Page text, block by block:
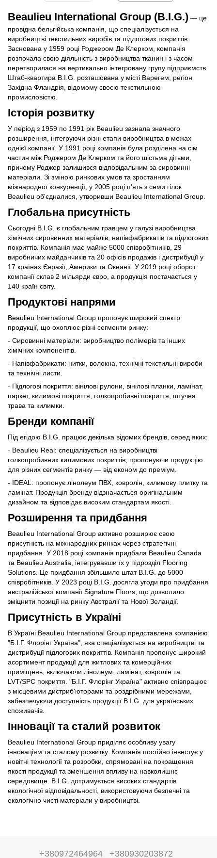
Beaulieu International Group (B.I.G.) — це
провідна бельгійська компанія, що спеціалізується на
виробництві текстильних виробів та підлогових покриттів.
Заснована у 1959 році Роджером Де Клерком, компанія
розпочала свою діяльність з виробництва тканин і з часом
перетворилася на вертикально інтегровану групу підприємств.
Штаб-квартира B.I.G. розташована у місті Варегем, регіон
Західна Фландрія, відомому своєю текстильною
промисловістю.
Історія розвитку
У період з 1959 по 1991 рік Beaulieu зазнала значного
розширення, інтегруючи різні етапи виробництва в межах
однієї компанії. У 1991 році компанія була розділена на сім
частин між Роджером Де Клерком та його шістьма дітьми,
причому Роджер залишився відповідальним за сировинні
матеріали. Зі зміною ринкових умов та зростанням
міжнародної конкуренції, у 2005 році п'ять з семи гілок
Beaulieu об'єдналися, утворивши Beaulieu International Group.
Глобальна присутність
Сьогодні B.I.G. є глобальним гравцем у галузі виробництва
хімічних сировинних матеріалів, напівфабрикатів та підлогових
покриттів. Компанія має майже 5000 співробітників, 29
виробничих майданчиків та 20 офісів продажів і дистрибуції у
17 країнах Євразії, Америки та Океанії. У 2019 році оборот
компанії склав 2 мільярди євро, а продукція постачається у
140 країн світу.
Продуктові напрями
Beaulieu International Group пропонує широкий спектр
продукції, що охоплює різні сегменти ринку:
- Сировинні матеріали: виробництво полімерів та інших
хімічних компонентів.
- Напівфабрикати: нитки, волокна, технічні текстильні вироби
та технічні листи.
- Підлогові покриття: вінілові рулони, вінілові планки, ламінат,
паркет, килимові покриття, голкопробивні покриття, штучна
трава та килимки.
Бренди компанії
Під егідою B.I.G. працює декілька відомих брендів, серед яких:
- Beaulieu Real: спеціалізується на виробництві
голкопробивних килимових покриттів, пропонуючи продукцію
для різних сегментів ринку — від економ до преміум.
- IDEAL: пропонує лінолеум ПВХ, ковролін, килимову плитку та
ламінат. Продукція бренду відзначається оригінальним
дизайном та відповідає високим стандартам якості.
Розширення та придбання
Beaulieu International Group активно розширює свою
присутність на міжнародних ринках через стратегічні
придбання. У 2018 році компанія придбала Beaulieu Canada
та Beaulieu Australia, інтегрувавши їх у підрозділ Flooring
Solutions. Це придбання збільшило штат B.I.G. до 5000
співробітників. У 2023 році B.I.G. досягла угоди про придбання
австралійської компанії Signature Floors, що дозволило
зміцнити позиції на ринку Австралії та Нової Зеландії.
Присутність в Україні
В Україні Beaulieu International Group представлена компанією
"Б.І.Г. Флорінг Україна", яка спеціалізується на виробництві та
дистрибуції підлогових покриттів. Компанія пропонує широкий
асортимент продукції для житлових та комерційних
приміщень, включаючи лінолеум, ламінат, ковролін та
LVT/SPC покриття. "Б.І.Г. Флорінг Україна" активно співпрацює
з місцевими дистриб'юторами та роздрібними мережами,
забезпечуючи доступність продукції B.I.G. для українських
споживачів.
Інновації та сталий розвиток
Beaulieu International Group приділяє особливу увагу
інноваціям та сталому розвитку. Компанія постійно інвестує у
новітні технології та розробки, спрямовані на покращення
якості продукції та зменшення впливу на навколишнє
середовище. B.I.G. дотримується високих стандартів
екологічної відповідальності, використовуючи безпечні та
екологічно чисті матеріали у виробництві.
+380972464964 +380930203872